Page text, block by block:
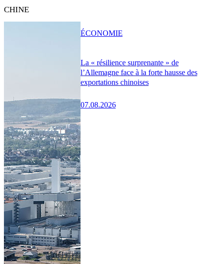
CHINE
La « résilience surprenante » de
l’Allemagne face à la forte hausse des
exportations chinoises
07.08.2026
ÉCONOMIE